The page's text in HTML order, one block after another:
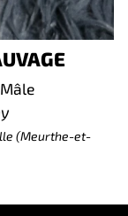
(Meurthe-et-